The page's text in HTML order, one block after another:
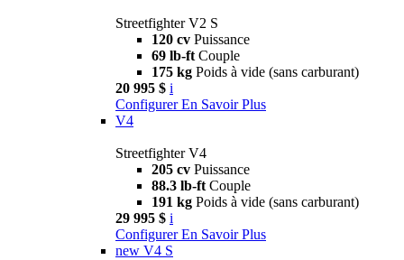
Streetfighter V2 S
120 cv Puissance
69 lb-ft Couple
175 kg Poids à vide (sans carburant)
20 995 $ i
Configurer En Savoir Plus
V4
Streetfighter V4
205 cv Puissance
88.3 lb-ft Couple
191 kg Poids à vide (sans carburant)
29 995 $ i
Configurer En Savoir Plus
new V4 S